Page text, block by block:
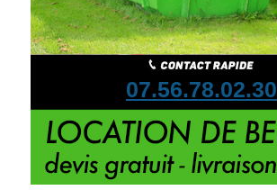
07.56.78.02.30